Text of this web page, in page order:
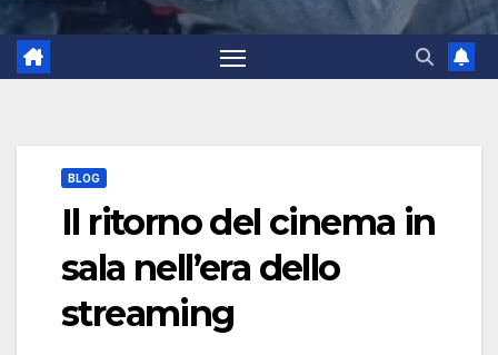
BLOG
Il ritorno del cinema in
sala nell’era dello
streaming